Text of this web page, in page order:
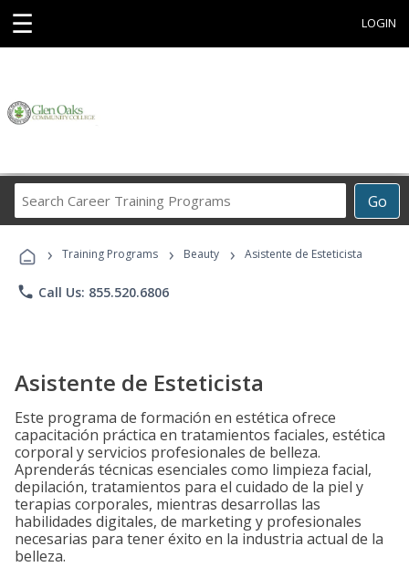
☰ LOGIN
Go
Career
Programs
› Training Programs › Beauty › Asistente de Esteticista
phone Call Us: 855.520.6806
Asistente de Esteticista
Este programa de formación en estética ofrece
capacitación práctica en tratamientos faciales, estética
corporal y servicios profesionales de belleza.
Aprenderás técnicas esenciales como limpieza facial,
depilación, tratamientos para el cuidado de la piel y
terapias corporales, mientras desarrollas las
habilidades digitales, de marketing y profesionales
necesarias para tener éxito en la industria actual de la
belleza.